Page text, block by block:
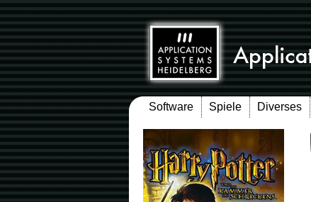
Software Spiele Diverses